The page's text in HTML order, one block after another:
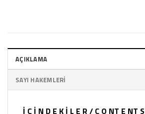
AÇIKLAMA
SAYI HAKEMLERI
İ Ç İ N D E K İ L E R / C O NT E NT S